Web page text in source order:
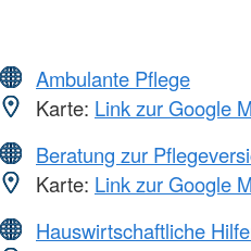
Ambulante Pflege
Karte: Link zur Google
Beratung zur
Karte: Link zur Google
Hauswirtschaftliche